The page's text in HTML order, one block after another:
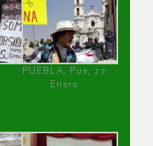
PUEBLA, Pue, 27
Enero